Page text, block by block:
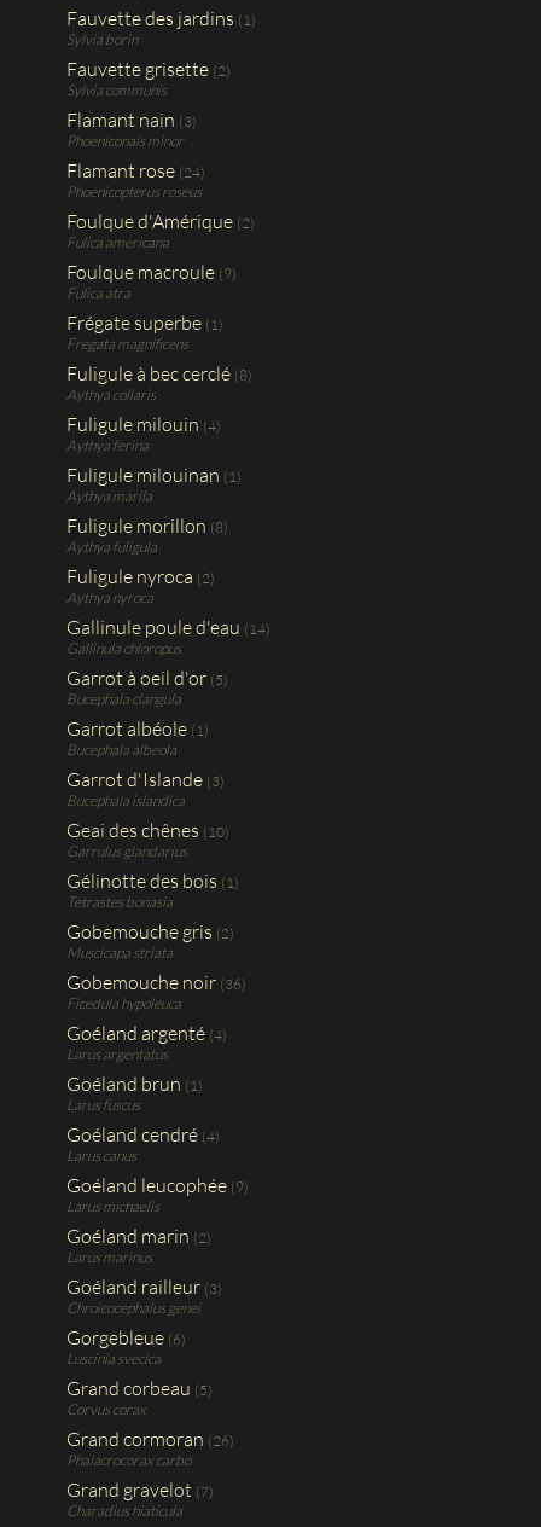
Fauvette des jardins (1)
Sylvia borin
Fauvette grisette (2)
Sylvia communis
Flamant nain (3)
Phoeniconais minor
Flamant rose (24)
Phoenicopterus roseus
Foulque d'Amérique (2)
Fulica americana
Foulque macroule (9)
Fulica atra
Frégate superbe (1)
Fregata magnificens
Fuligule à bec cerclé (8)
Aythya collaris
Fuligule milouin (4)
Aythya ferina
Fuligule milouinan (1)
Aythya marila
Fuligule morillon (8)
Aythya fuligula
Fuligule nyroca (2)
Aythya nyroca
Gallinule poule d'eau (14)
Gallinula chloropus
Garrot à oeil d'or (5)
Bucephala clangula
Garrot albéole (1)
Bucephala albeola
Garrot d'Islande (3)
Bucephala islandica
Geai des chênes (10)
Garrulus glandarius
Gélinotte des bois (1)
Tetrastes bonasia
Gobemouche gris (2)
Muscicapa striata
Gobemouche noir (36)
Ficedula hypoleuca
Goéland argenté (4)
Larus argentatus
Goéland brun (1)
Larus fuscus
Goéland cendré (4)
Larus canus
Goéland leucophée (9)
Larus michaelis
Goéland marin (2)
Larus marinus
Goéland railleur (3)
Chroicocephalus genei
Gorgebleue (6)
Luscinia svecica
Grand corbeau (5)
Corvus corax
Grand cormoran (26)
Phalacrocorax carbo
Grand gravelot (7)
Charadius hiaticula